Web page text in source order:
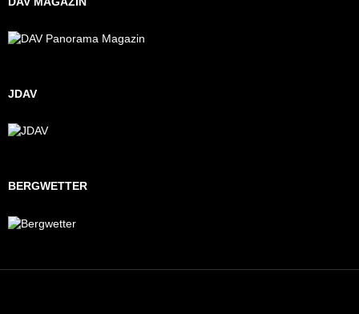
JDAV
BERGWETTER